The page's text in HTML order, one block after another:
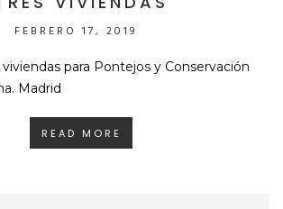
FEBRERO 17, 2019
para Pontejos y Conservación
Madrid
READ MORE